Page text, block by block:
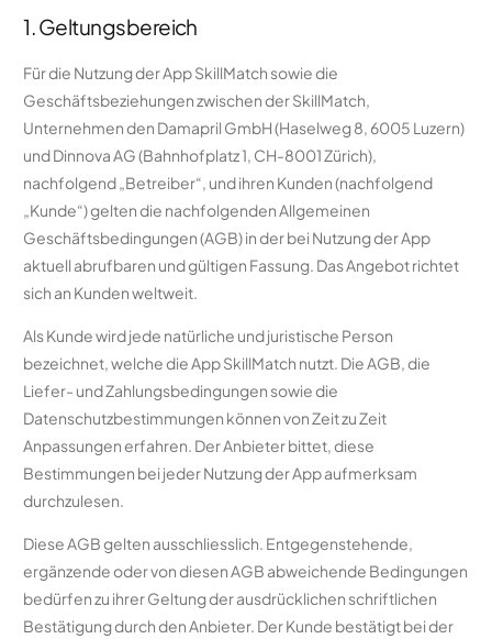
1. Geltungsbereich
Für die Nutzung der App SkillMatch sowie die
Geschäftsbeziehungen zwischen der SkillMatch,
Unternehmen den Damapril GmbH (Haselweg 8, 6005 Luzern)
und Dinnova AG (Bahnhofplatz 1, CH-8001 Zürich),
nachfolgend „Betreiber“, und ihren Kunden (nachfolgend
„Kunde“) gelten die nachfolgenden Allgemeinen
Geschäftsbedingungen (AGB) in der bei Nutzung der App
aktuell abrufbaren und gültigen Fassung. Das Angebot richtet
sich an Kunden weltweit.
Als Kunde wird jede natürliche und juristische Person
bezeichnet, welche die App SkillMatch nutzt. Die AGB, die
Liefer- und Zahlungsbedingungen sowie die
Datenschutzbestimmungen können von Zeit zu Zeit
Anpassungen erfahren. Der Anbieter bittet, diese
Bestimmungen bei jeder Nutzung der App aufmerksam
durchzulesen.
Diese AGB gelten ausschliesslich. Entgegenstehende,
ergänzende oder von diesen AGB abweichende Bedingungen
bedürfen zu ihrer Geltung der ausdrücklichen schriftlichen
Bestätigung durch den Anbieter. Der Kunde bestätigt bei der
EN